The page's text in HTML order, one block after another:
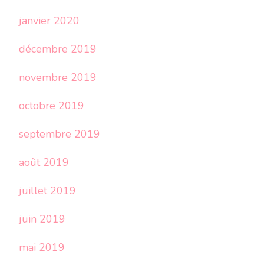
janvier 2020
décembre 2019
novembre 2019
octobre 2019
septembre 2019
août 2019
juillet 2019
juin 2019
mai 2019